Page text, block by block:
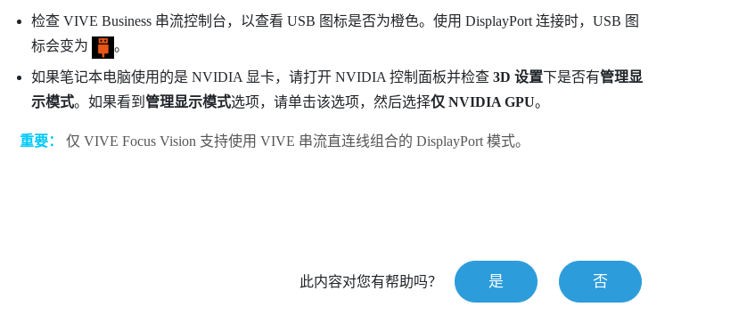
检查 VIVE Business 串流控制台，以查看 USB 图标是否为橙色。使用 DisplayPort连接时，USB 图
标会变为
。
如果笔记本电脑使用的是 NVIDIA 显卡，请打开 NVIDIA 控制面板并检查 3D 设置下是否有管理显
示模式。如果看到 管理显示模式选项，请单击该选项，然后选择仅 NVIDIA GPU。
重要： 仅 VIVE Focus Vision 支持使用 VIVE 串流直连线组合的 DisplayPort模式。
此内容对您有帮助吗？ 是 否